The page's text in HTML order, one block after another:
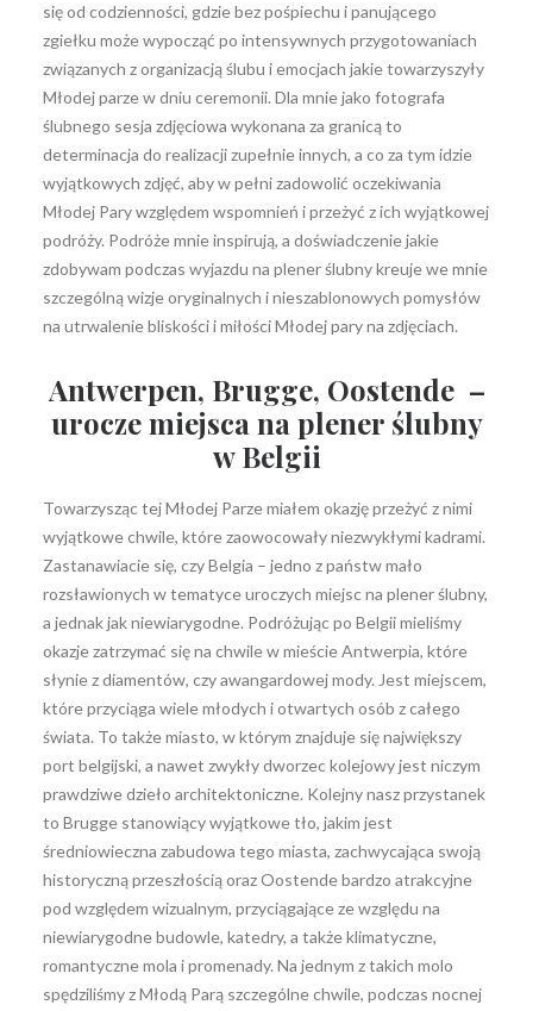
się od codzienności, gdzie bez pośpiechu i panującego
zgiełku może wypocząć po intensywnych przygotowaniach
związanych z organizacją ślubu i emocjach jakie towarzyszyły
Młodej parze w dniu ceremonii. Dla mnie jako fotografa
ślubnego sesja zdjęciowa wykonana za granicą to
determinacja do realizacji zupełnie innych, a co za tym idzie
wyjątkowych zdjęć, aby w pełni zadowolić oczekiwania
Młodej Pary względem wspomnień i przeżyć z ich wyjątkowej
podróży. Podróże mnie inspirują, a doświadczenie jakie
zdobywam podczas wyjazdu na plener ślubny kreuje we mnie
szczególną wizje oryginalnych i nieszablonowych pomysłów
na utrwalenie bliskości i miłości Młodej pary na zdjęciach.
Antwerpen, Brugge, Oostende –
urocze miejsca na plener ślubny
w Belgii
Towarzysząc tej Młodej Parze miałem okazję przeżyć z nimi
wyjątkowe chwile, które zaowocowały niezwykłymi kadrami.
Zastanawiacie się, czy Belgia – jedno z państw mało
rozsławionych w tematyce uroczych miejsc na plener ślubny,
a jednak jak niewiarygodne. Podróżując po Belgii mieliśmy
okazje zatrzymać się na chwile w mieście Antwerpia, które
słynie z diamentów, czy awangardowej mody. Jest miejscem,
które przyciąga wiele młodych i otwartych osób z całego
świata. To także miasto, w którym znajduje się największy
port belgijski, a nawet zwykły dworzec kolejowy jest niczym
prawdziwe dzieło architektoniczne. Kolejny nasz przystanek
to Brugge stanowiący wyjątkowe tło, jakim jest
średniowieczna zabudowa tego miasta, zachwycająca swoją
historyczną przeszłością oraz Oostende bardzo atrakcyjne
pod względem wizualnym, przyciągające ze względu na
niewiarygodne budowle, katedry, a także klimatyczne,
romantyczne mola i promenady. Na jednym z takich molo
spędziliśmy z Młodą Parą szczególne chwile, podczas nocnej